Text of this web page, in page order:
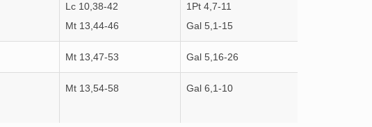
Lc 10,38-42
Mt 13,44-46
1Pt 4,7-11
Gal 5,1-15
Mt 13,47-53 Gal 5,16-26
Mt 13,54-58 Gal 6,1-10